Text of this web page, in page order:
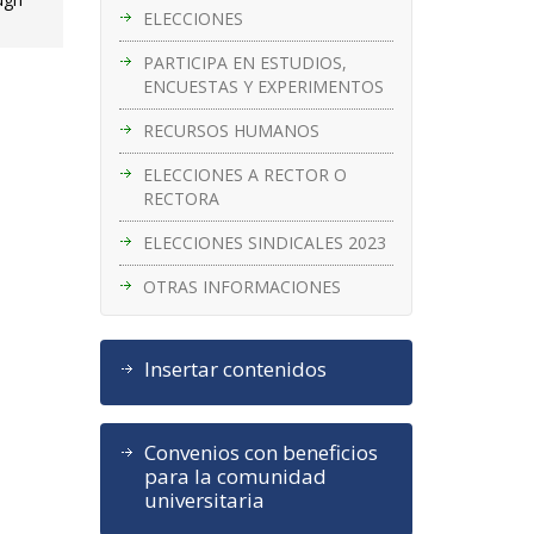
ELECCIONES
PARTICIPA EN ESTUDIOS,
ENCUESTAS Y EXPERIMENTOS
RECURSOS HUMANOS
ELECCIONES A RECTOR O
RECTORA
ELECCIONES SINDICALES 2023
OTRAS INFORMACIONES
Insertar contenidos
Convenios con beneficios
para la comunidad
universitaria